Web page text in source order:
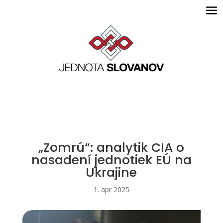
„Zomrú“: analytik CIA o
nasadení jednotiek EÚ na
Ukrajine
1. apr 2025